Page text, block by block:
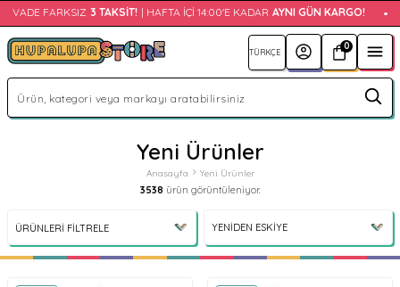
FARKSIZ 3 TAKSIT! | HAFTA İÇI 14:00'E KADAR AYNI GÜN KARGO! •
0
Yeni Ürünler
Anasayfa Yeni Ürünler
3538 ürün görüntüleniyor.
ÜRÜNLERI FILTRELE